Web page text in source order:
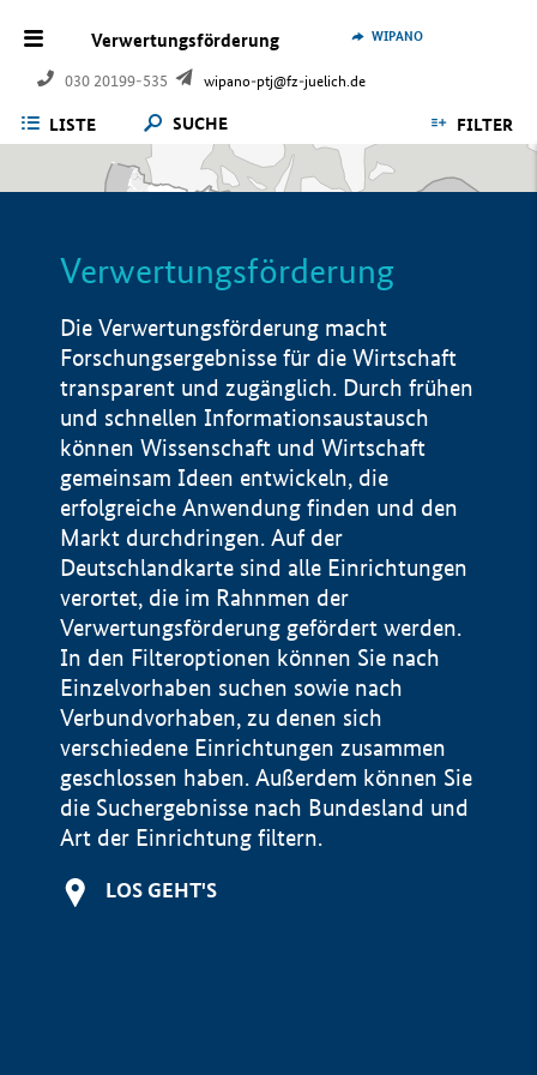
Verwertungsförderung
030 20199-535 wipano-ptj@fz-juelich.de
WIPANO
LISTE SUCHE FILTER
Verwertungsförderung
Die Verwertungsförderung macht
Forschungsergebnisse für die Wirtschaft
transparent und zugänglich. Durch frühen
und schnellen Informationsaustausch
können Wissenschaft und Wirtschaft
gemeinsam Ideen entwickeln, die
erfolgreiche Anwendung finden und den
Markt durchdringen. Auf der
Deutschlandkarte sind alle Einrichtungen
verortet, die im Rahnmen der
Verwertungsförderung gefördert werden.
In den Filteroptionen können Sie nach
Einzelvorhaben suchen sowie nach
Verbundvorhaben, zu denen sich
verschiedene Einrichtungen zusammen
geschlossen haben. Außerdem können Sie
die Suchergebnisse nach Bundesland und
Art der Einrichtung filtern.
LOS GEHT'S